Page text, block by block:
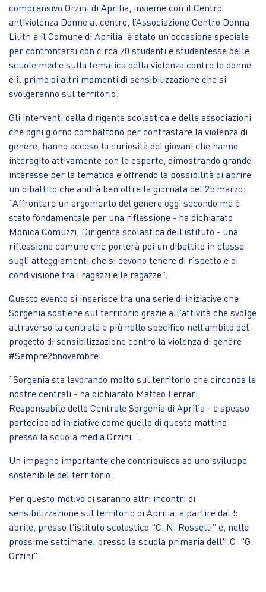
comprensivo Orzini di Aprilia, insieme con il Centro
antiviolenza Donne al centro, l’Associazione Centro Donna
Lilith e il Comune di Aprilia, è stato un’occasione speciale
per confrontarsi con circa 70 studenti e studentesse delle
scuole medie sulla tematica della violenza contro le donne
e il primo di altri momenti di sensibilizzazione che si
svolgeranno sul territorio.
Gli interventi della dirigente scolastica e delle associazioni
che ogni giorno combattono per contrastare la violenza di
genere, hanno acceso la curiosità dei giovani che hanno
interagito attivamente con le esperte, dimostrando grande
interesse per la tematica e offrendo la possibilità di aprire
un dibattito che andrà ben oltre la giornata del 25 marzo:
“Affrontare un argomento del genere oggi secondo me è
stato fondamentale per una riflessione - ha dichiarato
Monica Comuzzi, Dirigente scolastica dell’istituto - una
riflessione comune che porterà poi un dibattito in classe
sugli atteggiamenti che si devono tenere di rispetto e di
condivisione tra i ragazzi e le ragazze”.
Questo evento si inserisce tra una serie di iniziative che
Sorgenia sostiene sul territorio grazie all'attività che svolge
attraverso la centrale e più nello specifico nell’ambito del
progetto di sensibilizzazione contro la violenza di genere
#Sempre25novembre.
“Sorgenia sta lavorando molto sul territorio che circonda le
nostre centrali - ha dichiarato Matteo Ferrari,
Responsabile della Centrale Sorgenia di Aprilia - e spesso
partecipa ad iniziative come quella di questa mattina
presso la scuola media Orzini.".
Un impegno importante che contribuisce ad uno sviluppo
sostenibile del territorio.
Per questo motivo ci saranno altri incontri di
sensibilizzazione sul territorio di Aprilia: a partire dal 5
aprile, presso l'istituto scolastico "C. N. Rosselli" e, nelle
prossime settimane, presso la scuola primaria dell'I.C. "G.
Orzini".